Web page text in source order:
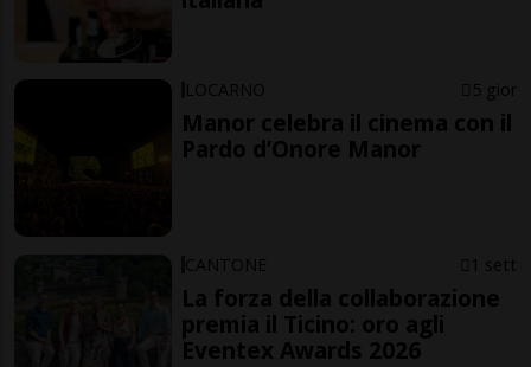
LOCARNO 5 gior
Manor celebra il cinema con il
Pardo d’Onore Manor
CANTONE 1 sett
La forza della collaborazione
premia il Ticino: oro agli
Eventex Awards 2026